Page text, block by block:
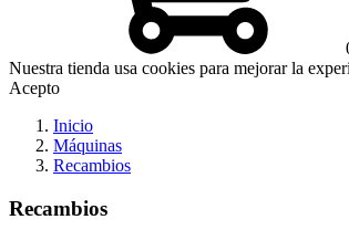
Nuestra tienda usa cookies para mejorar la
Acepto
Inicio
Máquinas
Recambios
Recambios